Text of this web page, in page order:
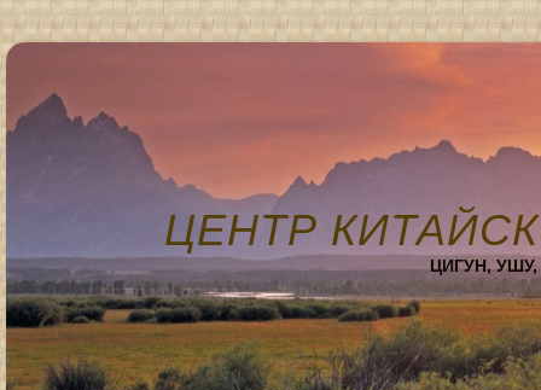
ЦЕНТР
ЦИГУН,